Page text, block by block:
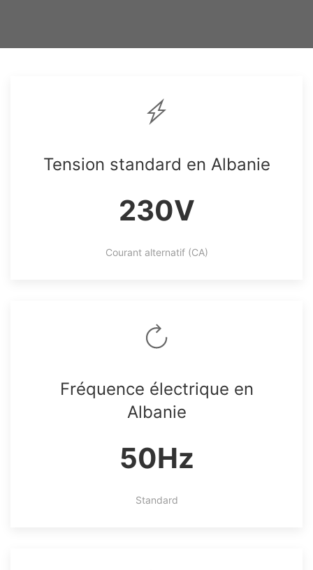
Tension standard en Albanie
230V
Courant alternatif (CA)
Fréquence électrique en
Albanie
50Hz
Standard